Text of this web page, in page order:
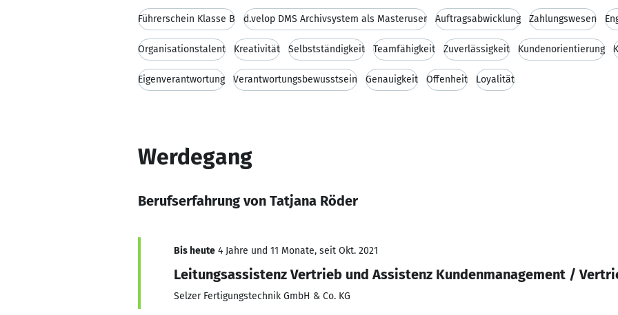
Führerschein Klasse B d.velop DMS Archivsystem als Masteruser Auftragsabwicklung Zahlungswesen
Organisationstalent Kreativität Selbstständigkeit Teamfähigkeit Zuverlässigkeit Kundenorientierung
Eigenverantwortung Verantwortungsbewusstsein Genauigkeit Offenheit Loyalität
Werdegang
Berufserfahrung von Tatjana Röder
Bis heute 4 Jahre und 11 Monate, seit Okt. 2021
Leitungsassistenz Vertrieb und Assistenz Kundenmanagement /
Selzer Fertigungstechnik GmbH & Co. KG